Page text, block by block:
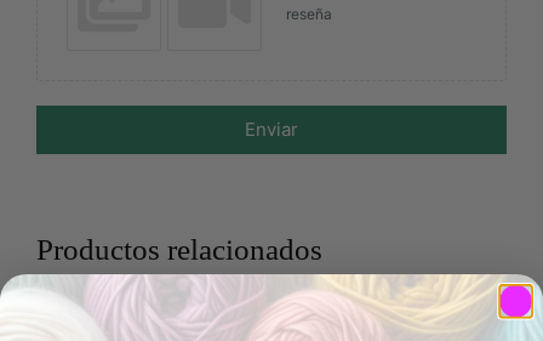
reseña
Enviar
Productos relacionados